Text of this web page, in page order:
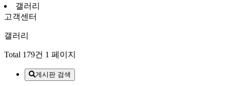
갤러리
고객센터
갤러리
Total 179건 1 페이지
게시판 검색